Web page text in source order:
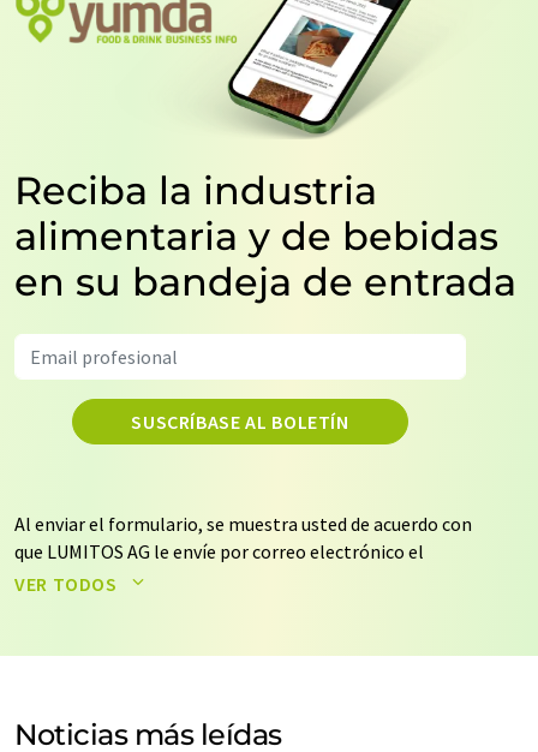
Reciba la industria
alimentaria y de bebidas
en su bandeja de entrada
SUSCRÍBASE AL BOLETÍN
Al enviar el formulario, se muestra usted de acuerdo con
que LUMITOS AG le envíe por correo electrónico el
boletín o boletines seleccionados anteriormente. Sus
de nuestrapolítica de protección de datos. LUMITOS
electrónico a efectos publicitarios o de investigación de
mercado y opinión. Puede revocar en todo momento su
VER TODOS
Noticias más leídas